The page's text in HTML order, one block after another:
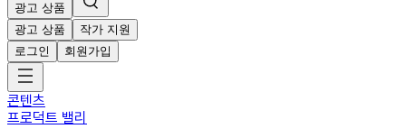
광고 상품
광고 상품
작가 지원
로그인
회원가입
콘텐츠
프로덕트 밸리